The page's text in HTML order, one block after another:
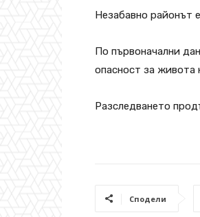
Незабавно районът
По първоначални
опасност за живота
Разследването
Сподели